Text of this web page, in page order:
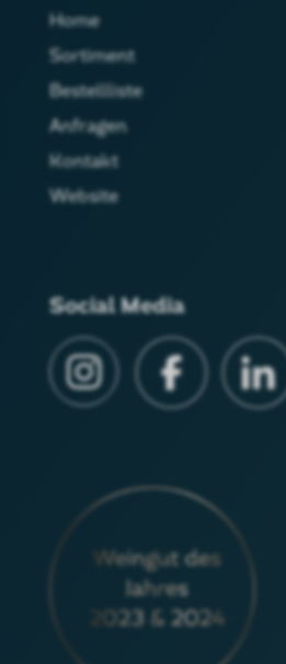
Home
Sortiment
Bestellliste
Anfragen
Kontakt
Website
Social Media